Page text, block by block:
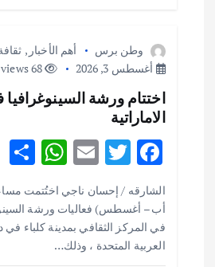
وطن برس أهم الأخبار ,
أغسطس 3, 2026
68 views
اختتام ورشة السينوغرافيا
الاماراتية
F
ac
e
b
o
T
w
it
te
r
E
m
ai
l
W
at
s
h
أب – أغسطس) فعاليات ورشة
في المركز الثقافي بمدينة كلباء في
العربية المتحدة ، وذلك…
أهم الأخبار ثقافة وفنون
اختتام ورشة السينوغرافيا في مدينة كلباء
أغسطس 3, 2026